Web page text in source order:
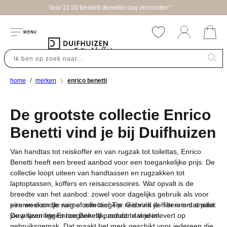
dezelfde dag verzonden*
MENU
home merken enrico benetti
De grootste collectie Enrico
Benetti vind je bij Duifhuizen
Van handtas tot reiskoffer en van rugzak tot toilettas, Enrico
Benetti heeft een breed aanbod voor een toegankelijke prijs. De
collectie loopt uiteen van handtassen en rugzakken tot
laptoptassen, koffers en reisaccessoires. Wat opvalt is de
breedte van het aanbod: zowel voor dagelijks gebruik als voor
een weekendje weg of een langere reis vind je hier iets dat past.
De prijzen liggen toegankelijk, zonder dat je inlevert op
pireren door de ruime collectie! Tip: Gebruik de filters om sneller
jouw favoriete Enrico Benetti product te vinden.